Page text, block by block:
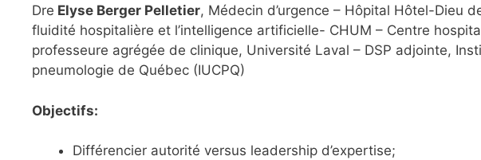
Dre Elyse Berger Pelletier, Médecin d’urgence – Hôpital Hôtel-Dieu
fluidité hospitalière et l’intelligence artificielle- CHUM – Centre
professeure agrégée de clinique, Université Laval – DSP adjointe,
pneumologie de Québec (IUCPQ)
Objectifs:
Différencier autorité versus leadership d’expertise;